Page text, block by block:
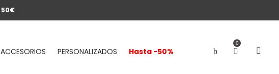
50€
0
ACCESORIOS PERSONALIZADOS
Hasta -50%